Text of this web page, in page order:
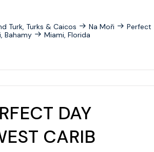
Utopia Of The Seas
Voyager Of The Seas
Wonder Of The Seas
Celebrity Apex
Celebrity Ascent
Turk, Turks & Caicos Na Moři
Perfect
Bahamy
Miami, Florida
DAY
CARIB